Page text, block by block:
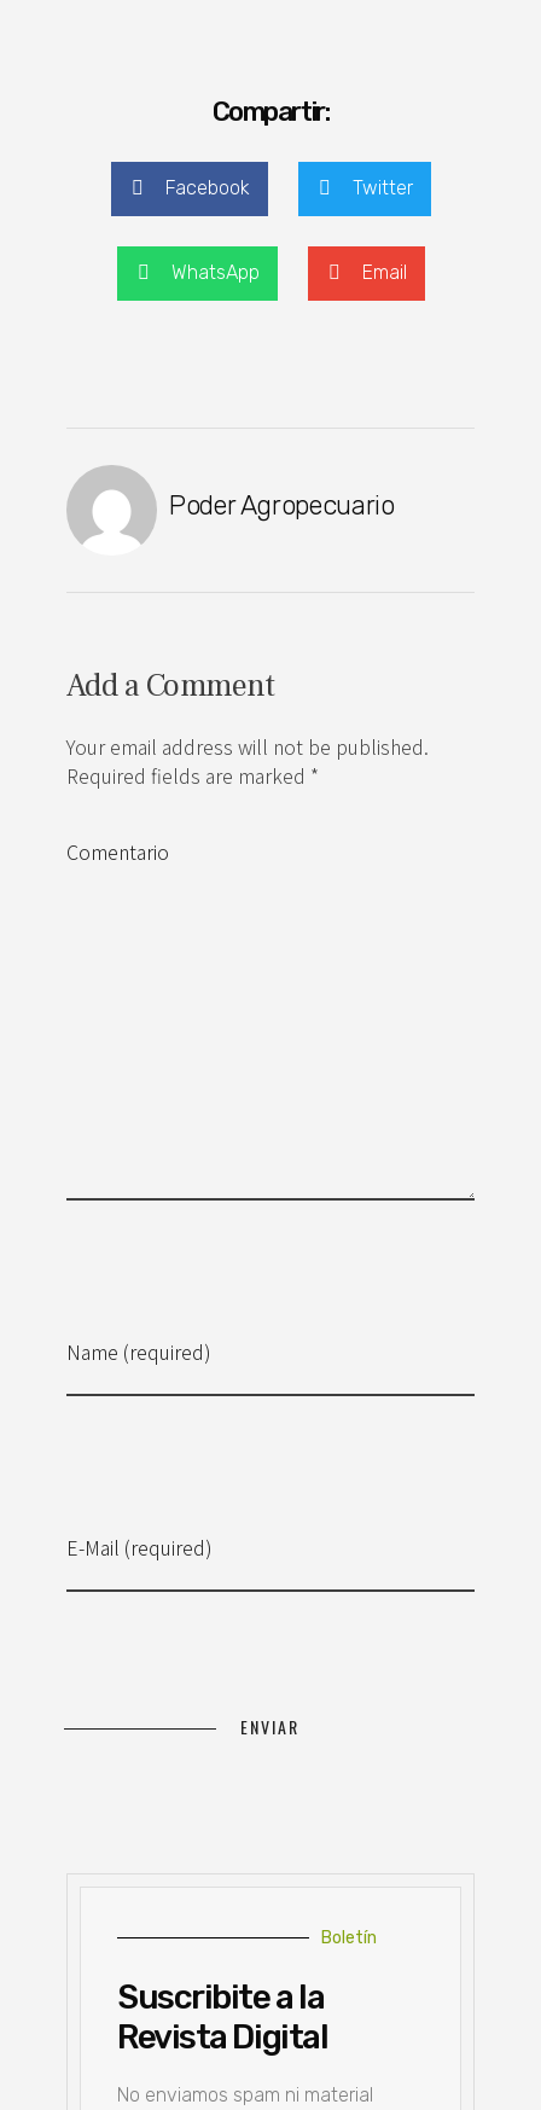
Compartir:
Facebook Twitter
WhatsApp Email
Poder Agropecuario
Add a Comment
Your email address will not be published.
Required fields are marked *
Name (required)
E-Mail (required)
Comentario
Boletín
Suscribite a la
Revista Digital
No enviamos spam ni material